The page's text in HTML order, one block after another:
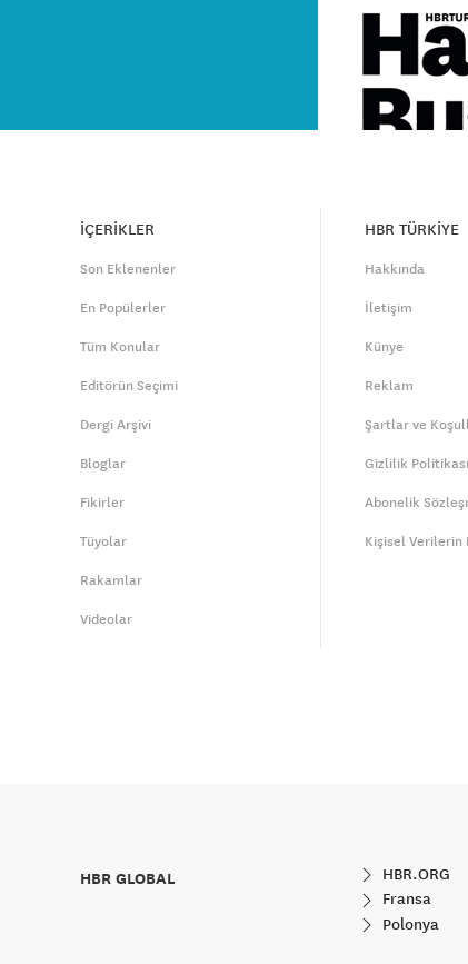
İÇERİKLER
Son Eklenenler
En Popülerler
Tüm Konular
Editörün Seçimi
Dergi Arşivi
Bloglar
Fikirler
Tüyolar
Rakamlar
Videolar
HBR TÜRKİYE
Hakkında
İletişim
Künye
Reklam
Şartlar ve
Gizlilik Politikası
Abonelik
Kişisel Verilerin
HBR GLOBAL HBR.ORG
Fransa
Polonya